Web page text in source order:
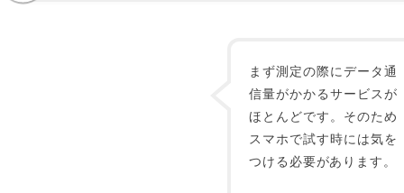
まず測定の際にデータ通
信量がかかるサービスが
ほとんどです。そのため
スマホで試す時には気を
つける必要があります。